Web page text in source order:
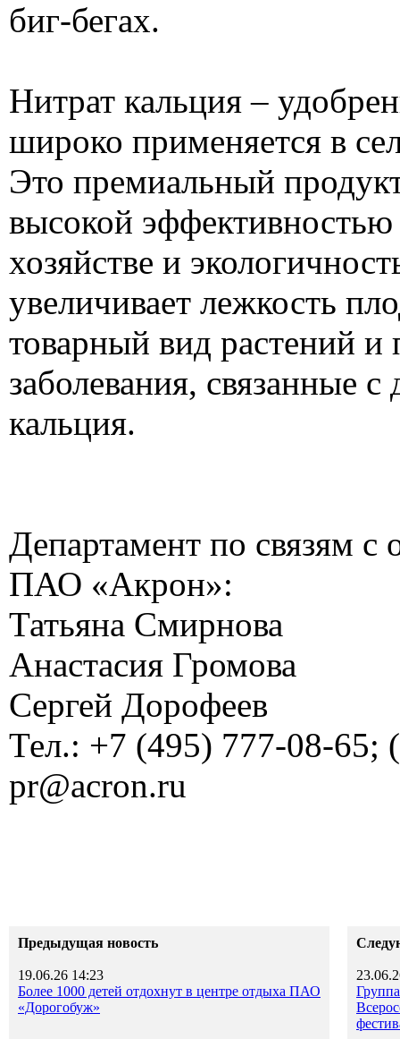
биг-бегах.
Нитрат кальция –
широко применяется в
Это премиальный
высокой эффективностью
хозяйстве и
увеличивает лежкость
товарный вид растений и
заболевания, связанные
кальция.
Департамент по связям с
ПАО «Акрон»:
Татьяна Смирнова
Анастасия Громова
Сергей Дорофеев
Тел.: +7 (495) 777-08-65;
pr@acron.ru
Предыдущая новость
19.06.26 14:23
Более 1000 детей отдохнут в центре отдыха ПАО
«Дорогобуж»